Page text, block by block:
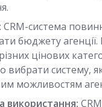
CRM-система
бюджету агенції.
цінових
вибрати систему,
можливостям
використання: